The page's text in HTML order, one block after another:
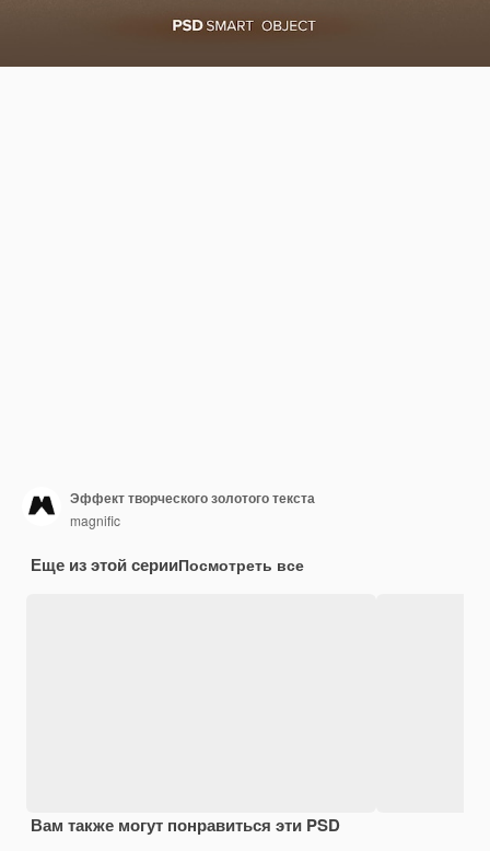
Эффект творческого золотого текста
magnific
Еще из этой серииПосмотреть все
Вам также могут понравиться эти PSD